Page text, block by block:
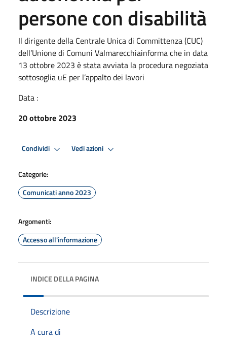
persone con disabilità
Il dirigente della Centrale Unica di Committenza (CUC)
dell’Unione di Comuni Valmarecchiainforma che in data
13 ottobre 2023 è stata avviata la procedura negoziata
sottosoglia uE per l’appalto dei lavori
Data :
20 ottobre 2023
Condividi Vedi azioni
Categorie:
Comunicati anno 2023
Argomenti:
Accesso all'informazione
INDICE DELLA PAGINA
Descrizione
A cura di